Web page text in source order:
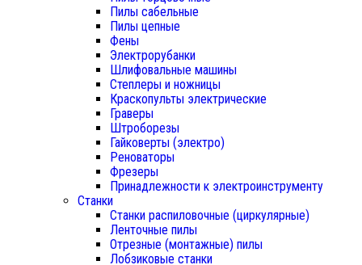
Пилы сабельные
Пилы цепные
Фены
Электрорубанки
Шлифовальные машины
Степлеры и ножницы
Краскопульты электрические
Граверы
Штроборезы
Гайковерты (электро)
Реноваторы
Фрезеры
Принадлежности к электроинструменту
Станки
Станки распиловочные (циркулярные)
Ленточные пилы
Отрезные (монтажные) пилы
Лобзиковые станки